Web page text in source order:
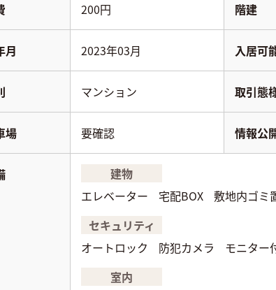
200円 階建
月 2023年03月 入居可
マンション 取引態
場 要確認 情報公
建物
エレベーター
宅配BOX 敷地内ゴミ
セキュリティ
オートロック
防犯カメラ モニター
室内